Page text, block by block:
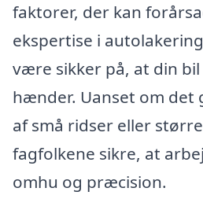
faktorer, der kan
ekspertise i
være sikker på, at din
hænder. Uanset om det
af små ridser eller
fagfolkene sikre, at
omhu og præcision.